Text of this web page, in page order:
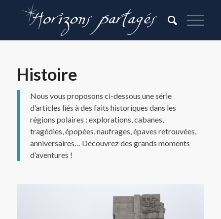
Histoire
Nous vous proposons ci-dessous une série
d’articles liés à des faits historiques dans les
régions polaires : explorations, cabanes,
tragédies, épopées, naufrages, épaves retrouvées,
anniversaires… Découvrez des grands moments
d’aventures !